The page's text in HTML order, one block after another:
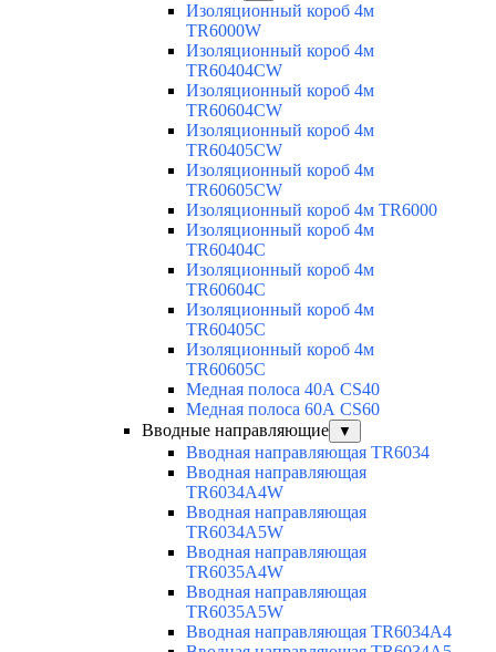
Изоляционный короб 4м
TR6000W
Изоляционный короб 4м
TR60404CW
Изоляционный короб 4м
TR60604CW
Изоляционный короб 4м
TR60405CW
Изоляционный короб 4м
TR60605CW
Изоляционный короб 4м TR6000
Изоляционный короб 4м
TR60404C
Изоляционный короб 4м
TR60604C
Изоляционный короб 4м
TR60405C
Изоляционный короб 4м
TR60605C
Медная полоса 40А CS40
Медная полоса 60А CS60
Вводные направляющие
▼
Вводная направляющая TR6034
Вводная направляющая
TR6034A4W
Вводная направляющая
TR6034A5W
Вводная направляющая
TR6035A4W
Вводная направляющая
TR6035A5W
Вводная направляющая TR6034A4